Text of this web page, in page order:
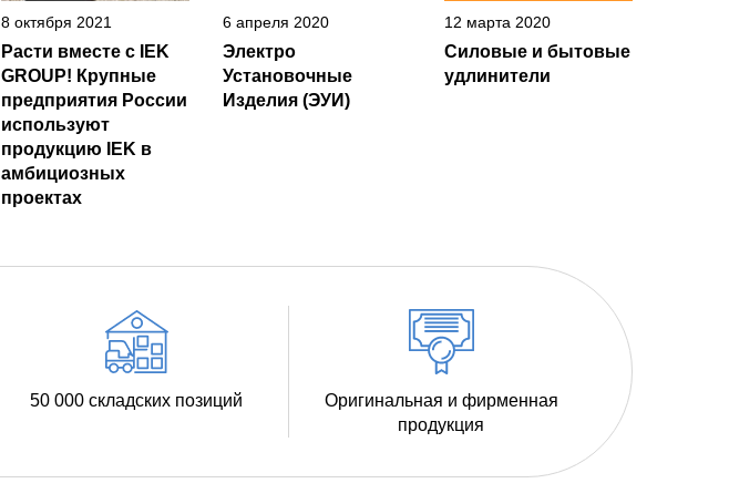
8 октября 2021
Расти вместе с IEK
GROUP! Крупные
предприятия России
используют
продукцию IEK в
амбициозных
проектах
6 апреля 2020
Электро
Установочные
Изделия (ЭУИ)
12 марта 2020
Силовые и бытовые
удлинители
50 000 складских позиций
Оригинальная и фирменная
продукция